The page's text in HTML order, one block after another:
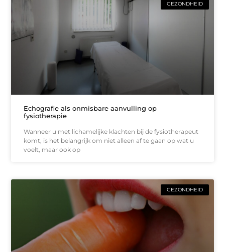
GEZONDHEID
Echografie als onmisbare aanvulling op
fysiotherapie
Wanneer u met lichamelijke klachten bij de fysiotherapeut
komt, is het belangrijk om niet alleen af te gaan op wat u
voelt, maar ook op
GEZONDHEID